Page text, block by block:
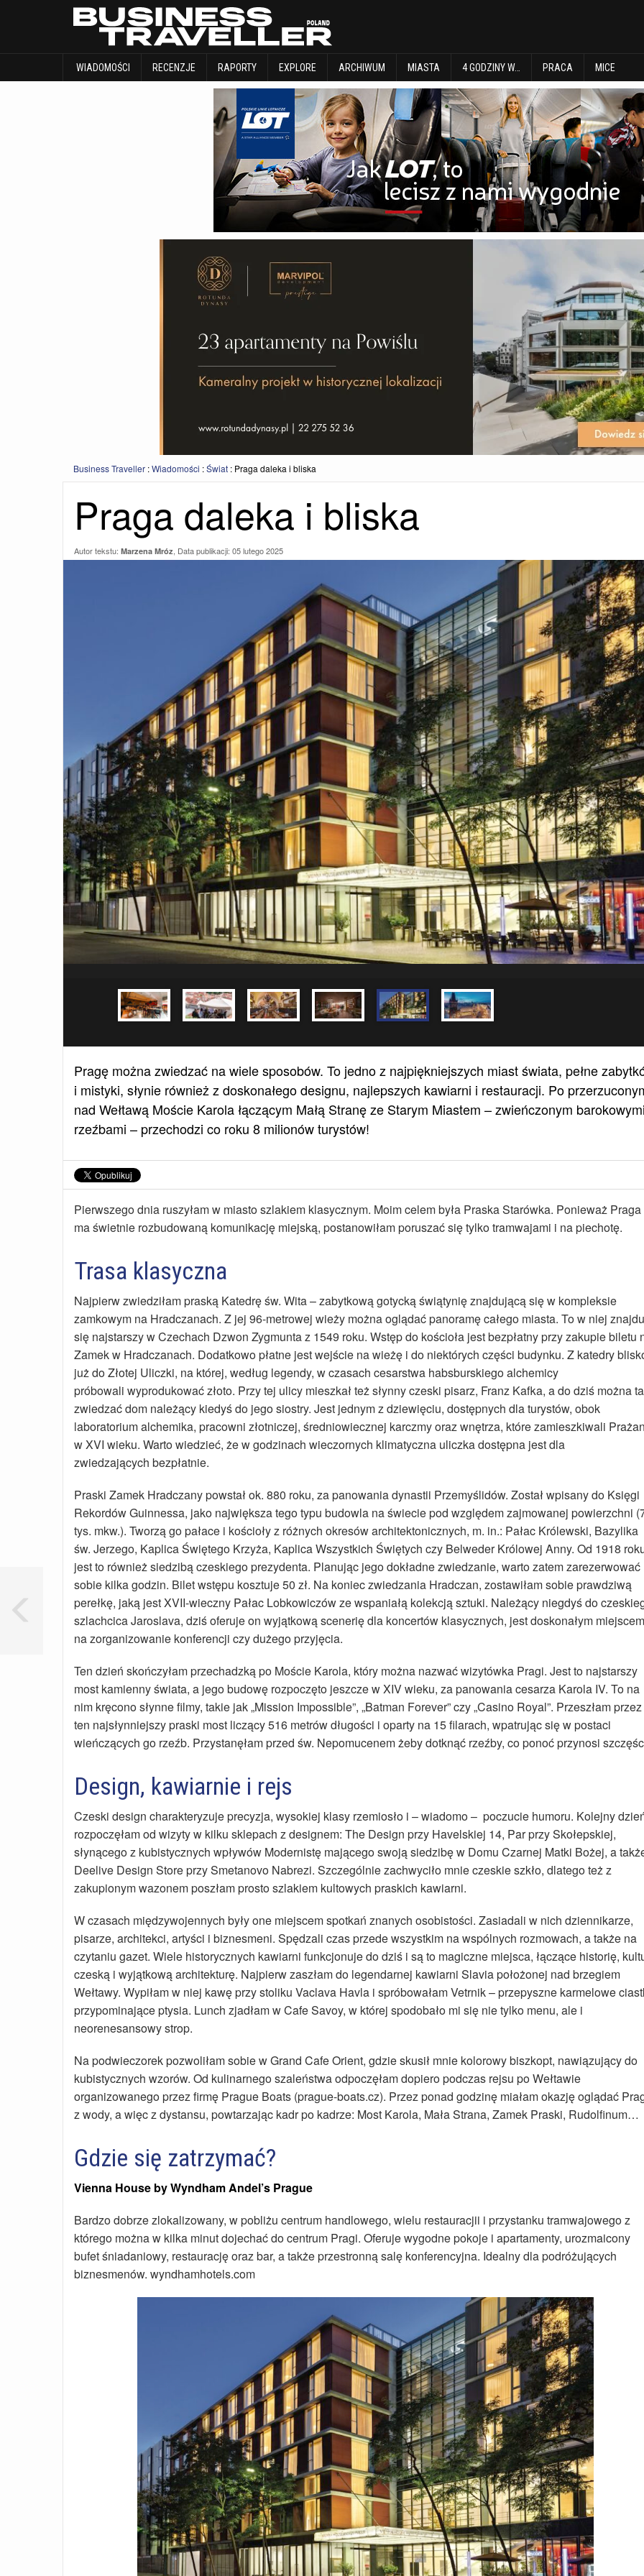
WIADOMOŚCI RECENZJE RAPORTY EXPLORE ARCHIWUM MIASTA 4 GODZINY W… PRACA MICE
WIADOMOŚCI RECENZJE
Business Traveller :Wiadomości :Świat : Praga daleka i bliska
Praga daleka i bliska
Autor tekstu: Marzena Mróz, Data publikacji: 05 lutego 2025
Pragę można zwiedzać na wiele sposobów. To jedno z najpiękniejszych miast świata, pełne
i mistyki, słynie również z doskonałego designu, najlepszych kawiarni i restauracji. Po
nad Wełtawą Moście Karola łączącym Małą Stranę ze Starym Miastem – zwieńczonym barokowymi
rzeźbami – przechodzi co roku 8 milionów turystów!
Pierwszego dnia ruszyłam w miasto szlakiem klasycznym. Moim celem była Praska Starówka. Ponieważ Praga
ma świetnie rozbudowaną komunikację miejską, postanowiłam poruszać się tylko tramwajami i na piechotę.
Trasa klasyczna
Najpierw zwiedziłam praską Katedrę św. Wita – zabytkową gotycką świątynię znajdującą się w kompleksie
zamkowym na Hradczanach. Z jej 96-metrowej wieży można oglądać panoramę całego miasta. To w niej
się najstarszy w Czechach Dzwon Zygmunta z 1549 roku. Wstęp do kościoła jest bezpłatny przy zakupie biletu
Zamek w Hradczanach. Dodatkowo płatne jest wejście na wieżę i do niektórych części budynku. Z katedry
już do Złotej Uliczki, na której, według legendy, w czasach cesarstwa habsburskiego alchemicy
próbowali wyprodukować złoto. Przy tej ulicy mieszkał też słynny czeski pisarz, Franz Kafka, a do dziś można
zwiedzać dom należący kiedyś do jego siostry. Jest jednym z dziewięciu, dostępnych dla turystów, obok
laboratorium alchemika, pracowni złotniczej, średniowiecznej karczmy oraz wnętrza, które zamieszkiwali
w XVI wieku. Warto wiedzieć, że w godzinach wieczornych klimatyczna uliczka dostępna jest dla
zwiedzających bezpłatnie.
Praski Zamek Hradczany powstał ok. 880 roku, za panowania dynastii Przemyślidów. Został wpisany do Księgi
Rekordów Guinnessa, jako największa tego typu budowla na świecie pod względem zajmowanej powierzchni
tys. mkw.). Tworzą go pałace i kościoły z różnych okresów architektonicznych, m. in.: Pałac Królewski, Bazylika
św. Jerzego, Kaplica Świętego Krzyża, Kaplica Wszystkich Świętych czy Belweder Królowej Anny. Od 1918
jest to również siedzibą czeskiego prezydenta. Planując jego dokładne zwiedzanie, warto zatem zarezerwować
sobie kilka godzin. Bilet wstępu kosztuje 50 zł. Na koniec zwiedzania Hradczan, zostawiłam sobie prawdziwą
perełkę, jaką jest XVII-wieczny Pałac Lobkowiczów ze wspaniałą kolekcją sztuki. Należący niegdyś do
szlachcica Jaroslava, dziś oferuje on wyjątkową scenerię dla koncertów klasycznych, jest doskonałym miejscem
na zorganizowanie konferencji czy dużego przyjęcia.
Ten dzień skończyłam przechadzką po Moście Karola, który można nazwać wizytówka Pragi. Jest to najstarszy
most kamienny świata, a jego budowę rozpoczęto jeszcze w XIV wieku, za panowania cesarza Karola IV. To na
nim kręcono słynne filmy, takie jak „Mission Impossible”, „Batman Forever” czy „Casino Royal”. Przeszłam przez
ten najsłynniejszy praski most liczący 516 metrów długości i oparty na 15 filarach, wpatrując się w postaci
wieńczących go rzeźb. Przystanęłam przed św. Nepomucenem żeby dotknąć rzeźby, co ponoć przynosi
Design, kawiarnie i rejs
Czeski design charakteryzuje precyzja, wysokiej klasy rzemiosło i – wiadomo – poczucie humoru. Kolejny
rozpoczęłam od wizyty w kilku sklepach z designem: The Design przy Havelskiej 14, Par przy Skołepskiej,
słynącego z kubistycznych wpływów Modernistę mającego swoją siedzibę w Domu Czarnej Matki Bożej, a
Deelive Design Store przy Smetanovo Nabrezi. Szczególnie zachwyciło mnie czeskie szkło, dlatego też z
zakupionym wazonem poszłam prosto szlakiem kultowych praskich kawiarni.
W czasach międzywojennych były one miejscem spotkań znanych osobistości. Zasiadali w nich dziennikarze,
pisarze, architekci, artyści i biznesmeni. Spędzali czas przede wszystkim na wspólnych rozmowach, a także na
czytaniu gazet. Wiele historycznych kawiarni funkcjonuje do dziś i są to magiczne miejsca, łączące historię,
czeską i wyjątkową architekturę. Najpierw zaszłam do legendarnej kawiarni Slavia położonej nad brzegiem
Wełtawy. Wypiłam w niej kawę przy stoliku Vaclava Havla i spróbowałam Vetrnik – przepyszne karmelowe
przypominające ptysia. Lunch zjadłam w Cafe Savoy, w której spodobało mi się nie tylko menu, ale i
neorenesansowy strop.
Na podwieczorek pozwoliłam sobie w Grand Cafe Orient, gdzie skusił mnie kolorowy biszkopt, nawiązujący do
kubistycznych wzorów. Od kulinarnego szaleństwa odpoczęłam dopiero podczas rejsu po Wełtawie
organizowanego przez firmę Prague Boats (prague-boats.cz). Przez ponad godzinę miałam okazję oglądać
z wody, a więc z dystansu, powtarzając kadr po kadrze: Most Karola, Mała Strana, Zamek Praski, Rudolfinum…
Gdzie się zatrzymać?
Vienna House by Wyndham Andel’s Prague
Bardzo dobrze zlokalizowany, w pobliżu centrum handlowego, wielu restauracjii i przystanku tramwajowego z
którego można w kilka minut dojechać do centrum Pragi. Oferuje wygodne pokoje i apartamenty, urozmaicony
bufet śniadaniowy, restaurację oraz bar, a także przestronną salę konferencyjna. Idealny dla podróżujących
biznesmenów. wyndhamhotels.com